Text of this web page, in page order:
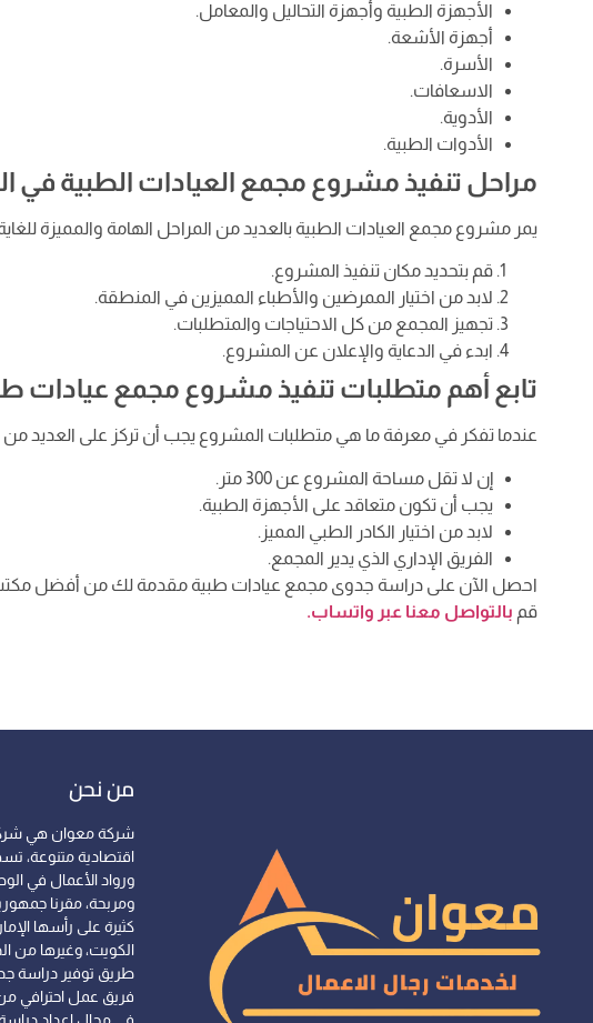
الأجهزة الطبية وأجهزة التحاليل والمعامل.
أجهزة الأشعة.
الأسرة.
الاسعافات.
الأدوية.
الأدوات الطبية.
مراحل تنفيذ مشروع مجمع العيادات الطبية في
يمر مشروع مجمع العيادات الطبية بالعديد من المراحل الهامة والمميزة
قم بتحديد مكان تنفيذ المشروع.
لابد من اختيار الممرضين والأطباء المميزين في المنطقة.
تجهيز المجمع من كل الاحتياجات والمتطلبات.
ابدء في الدعاية والإعلان عن المشروع.
تابع أهم متطلبات تنفيذ مشروع مجمع عيادات
عندما تفكر في معرفة ما هي متطلبات المشروع يجب أن تركز على العديد من
إن لا تقل مساحة المشروع عن 300 متر.
يجب أن تكون متعاقد على الأجهزة الطبية.
لابد من اختيار الكادر الطبي المميز.
الفريق الإداري الذي يدير المجمع.
احصل الآن على دراسة جدوى مجمع عيادات طبية مقدمة لك من أفضل
قم بالتواصل معنا عبر واتساب.
من نحن
شركة معوان هي
اقتصادية متنوعة،
ورواد الأعمال في
ومربحة، مقرنا
كثيرة على رأسها
الكويت، وغيرها من
طريق توفير دراسة
فريق عمل احترافي من
في مجال إعداد